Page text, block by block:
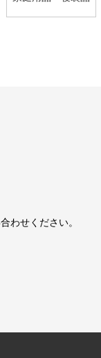
わせください。